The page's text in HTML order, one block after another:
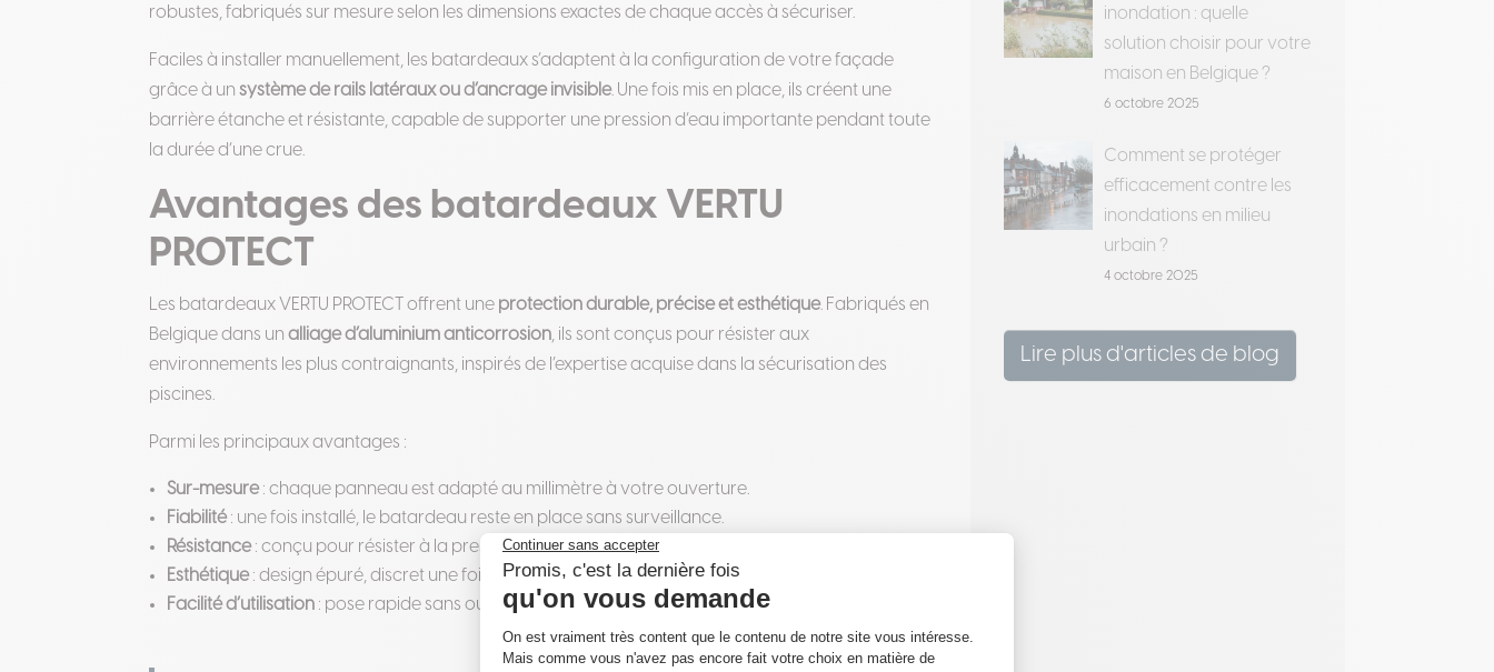
robustes, fabriqués sur mesure selon les dimensions exactes de chaque accès à sécuriser.
Faciles à installer manuellement, les batardeaux s’adaptent à la configuration de votre façade
grâce à unsystème de rails latéraux ou d’ancrage invisible. Une fois mis en place, ils créent une
barrière étanche et résistante, capable de supporter une pression d’eau importante pendant toute
la durée d’une crue.
Avantages des batardeaux VERTU
PROTECT
Les batardeaux VERTU PROTECT offrent une protection durable, précise et esthétique. Fabriqués en
Belgique dans unalliage d’aluminium anticorrosion, ils sont conçus pour résister aux
environnements les plus contraignants, inspirés de l’expertise acquise dans la sécurisation des
piscines.
Parmi les principaux avantages :
Sur-mesure : chaque panneau est adapté au millimètre à votre ouverture.
Fiabilité : une fois installé, le batardeau reste en place sans surveillance.
Résistance : conçu pour résister à la pression d’une inondation prolongée.
Esthétique : design épuré, discret une fois retiré.
Facilité d’utilisation : pose rapide sans outil spécifique.
inondation : quelle
solution choisir pour votre
maison en Belgique ?
6 octobre 2025
Comment se protéger
efficacement contre les
inondations en milieu
urbain ?
4 octobre 2025
Lire plus d'articles de blog